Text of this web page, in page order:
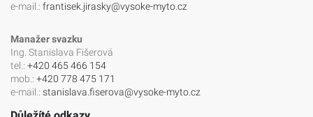
e-mail.: frantisek.jirasky@vysoke-myto.cz
Manažer svazku
Ing. Stanislava Fišerová
tel.: +420 465 466 154
mob.: +420 778 475 171
e-mail.: stanislava.fiserova@vysoke-myto.cz